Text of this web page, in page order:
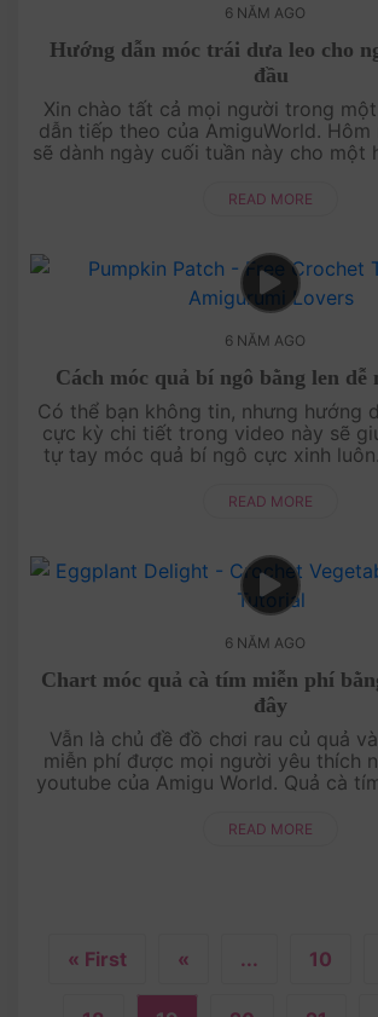
6 NĂM AGO
Hướng dẫn móc trái dưa leo cho
đầu
Xin chào tất cả mọi người trong
dẫn tiếp theo của AmiguWorld. Hôm
sẽ dành ngày cuối tuần này cho một
READ MORE
6 NĂM AGO
Cách móc quả bí ngô bằng len dễ
Có thể bạn không tin, nhưng hướng
cực kỳ chi tiết trong video này sẽ
tự tay móc quả bí ngô cực xinh
READ MORE
6 NĂM AGO
Chart móc quả cà tím miễn phí
đây
Vẫn là chủ đề đồ chơi rau củ quả
miễn phí được mọi người yêu thích
youtube của Amigu World. Quả cà
READ MORE
« First « ... 10